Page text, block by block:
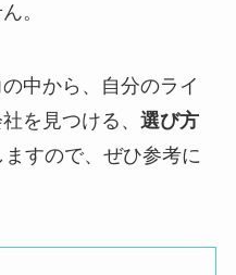
。
中から、自分のライ
を見つける、 選び方
ますので、ぜひ参考に